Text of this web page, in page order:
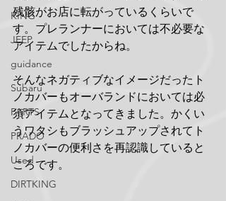
KING
JEEP
guidance
Subaru
PARTS
PRADO
Used
DIRTKING
残骸がお店に転がっているくらいで
す。プレランナーにおいては不必要な
アイテムでしたからね。
そんなネガティブなイメージだったト
ノカバーもオーバランドにおいては必
須アイテムとなってきました。かくい
うワタシもブラッシュアップされてト
ノカバーの便利さを再認識していると
ころです。